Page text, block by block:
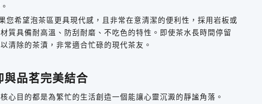
您希望泡茶區更具現代感，且非常在意清潔的便利性，採用岩板或
質具備耐高溫、防刮耐磨、不吃色的特性。即使茶水長時間停留
清除的茶漬，非常適合忙碌的現代茶友。
品茗完美結合
心目的都是為繁忙的生活創造一個能讓心靈沉澱的靜謐角落。